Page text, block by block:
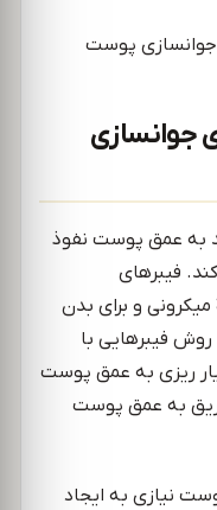
جوانسازی
به عمق پوست نفوذ
فیبرهای
مورداستفاده برای صورت 200 تا 300 میکرونی و برای بدن
روش فیبرهایی با
ریزی به عمق پوست
به عمق پوست
نیازی به ایجاد